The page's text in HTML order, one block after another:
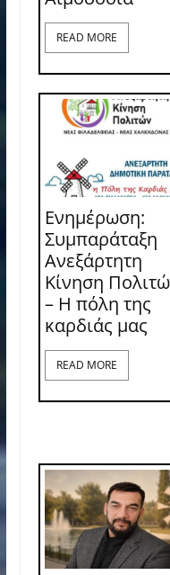
READ MORE
Ενημέρωση:
Συμπαράταξη
Ανεξάρτητη
Κίνηση
– Η πόλη της
καρδιάς μας
READ MORE